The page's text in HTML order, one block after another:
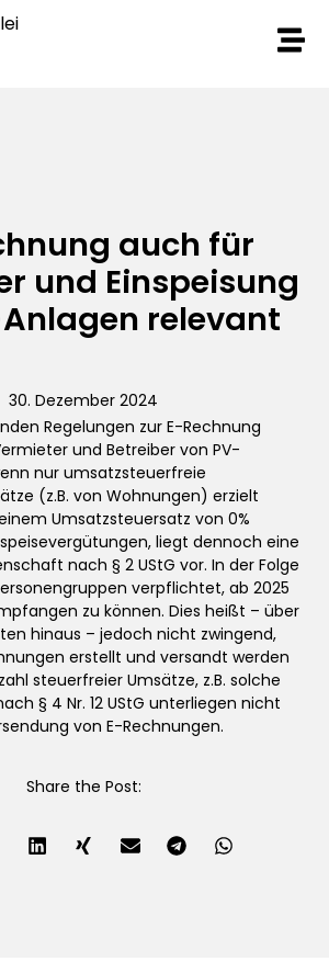
auch für
und Einspeisung
relevant
30. Dezember 2024
Regelungen zur E-Rechnung
und Betreiber von PV-
nur umsatzsteuerfreie
(z.B. von Wohnungen) erzielt
Umsatzsteuersatz von 0%
liegt dennoch eine
nach § 2 UStG vor. In der Folge
verpflichtet, ab 2025
zu können. Dies heißt – über
hinaus – jedoch nicht zwingend,
erstellt und versandt werden
steuerfreier Umsätze, z.B. solche
§ 4 Nr. 12 UStG unterliegen nicht
von E-Rechnungen.
Share the Post: